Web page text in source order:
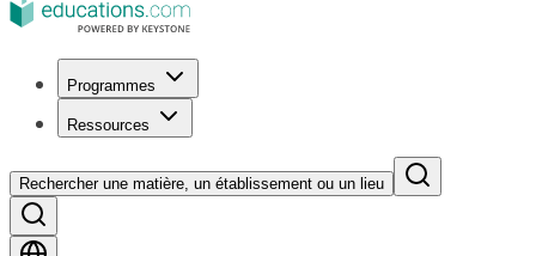
Programmes
Ressources
Rechercher une matière, un établissement ou un lieu